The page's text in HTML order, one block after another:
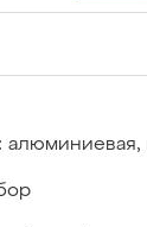
алюминиевая,